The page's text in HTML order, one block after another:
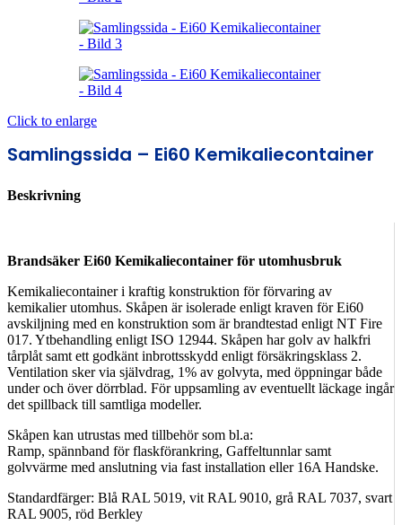
Click to enlarge
Samlingssida – Ei60 Kemikaliecontainer
Beskrivning
Brandsäker Ei60 Kemikaliecontainer för utomhusbruk
Kemikaliecontainer i kraftig konstruktion för förvaring av
kemikalier utomhus. Skåpen är isolerade enligt kraven för Ei60
avskiljning med en konstruktion som är brandtestad enligt NT Fire
017. Ytbehandling enligt ISO 12944. Skåpen har golv av halkfri
tårplåt samt ett godkänt inbrottsskydd enligt försäkringsklass 2.
Ventilation sker via självdrag, 1% av golvyta, med öppningar både
under och över dörrblad. För uppsamling av eventuellt läckage ingår
det spillback till samtliga modeller.
Skåpen kan utrustas med tillbehör som bl.a:
Ramp, spännband för flaskförankring, Gaffeltunnlar samt
golvvärme med anslutning via fast installation eller 16A Handske.
Standardfärger: Blå RAL 5019, vit RAL 9010, grå RAL 7037, svart
RAL 9005, röd Berkley